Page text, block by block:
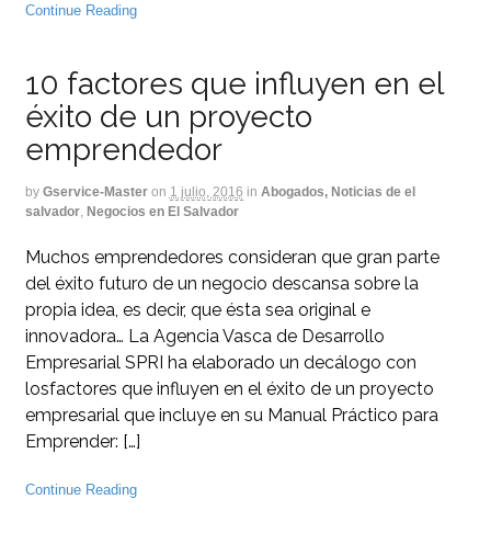
Continue Reading
10 factores que influyen en el
éxito de un proyecto
emprendedor
by Gservice-Master on 1 julio, 2016 in Abogados, Noticias de el
salvador, Negocios en El Salvador
Muchos emprendedores consideran que gran parte
del éxito futuro de un negocio descansa sobre la
propia idea, es decir, que ésta sea original e
innovadora… La Agencia Vasca de Desarrollo
Empresarial SPRI ha elaborado un decálogo con
losfactores que influyen en el éxito de un proyecto
empresarial que incluye en su Manual Práctico para
Emprender: […]
Continue Reading